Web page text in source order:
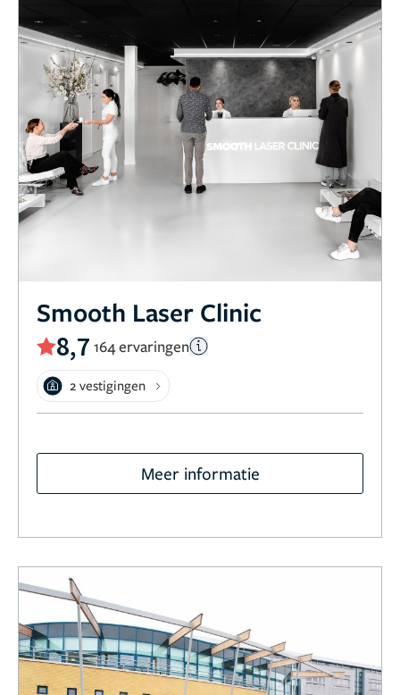
Smooth Laser Clinic
8,7 164 ervaringen
2 vestigingen
Meer informatie